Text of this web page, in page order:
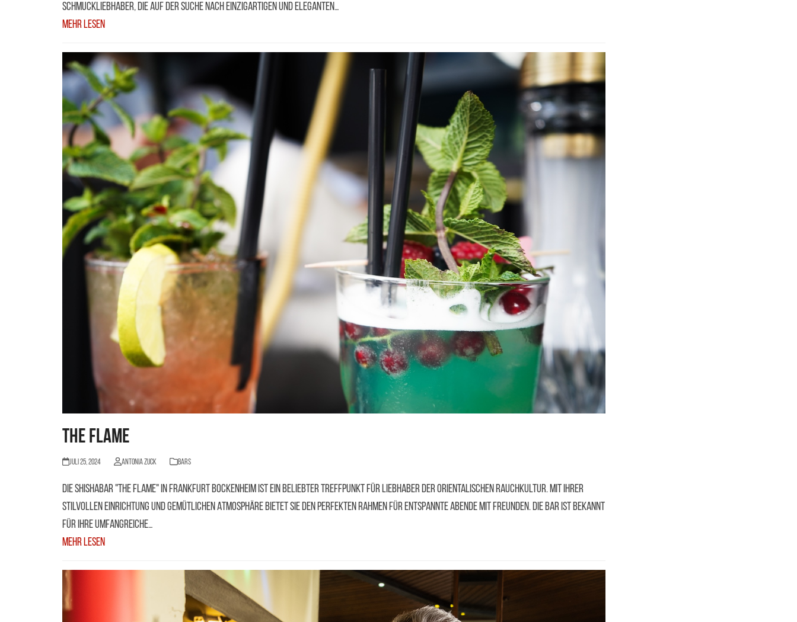
Schmuckliebhaber, die auf der Suche nach einzigartigen und eleganten…
Mehr Lesen
The Flame
Juli 25, 2024 Antonia Zuck Bars
Die Shishabar "The Flame" in Frankfurt Bockenheim ist ein beliebter Treffpunkt für Liebhaber der orientalischen Rauchkultur. Mit ihrer
stilvollen Einrichtung und gemütlichen Atmosphäre bietet sie den perfekten Rahmen für entspannte Abende mit Freunden. Die Bar ist bekannt
für ihre umfangreiche…
Mehr Lesen